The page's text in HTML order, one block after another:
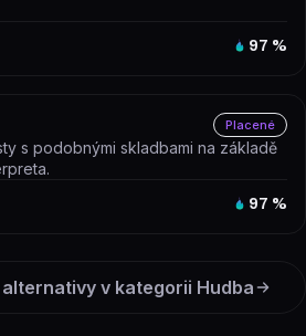
97 %
Placené
s podobnými skladbami na základě
97 %
v kategorii Hudba